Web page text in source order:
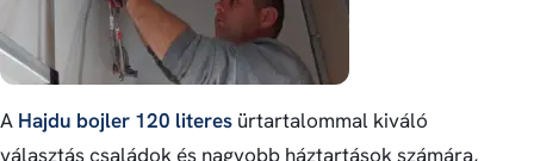
A Hajdu bojler 120 literes ürtartalommal kiváló
választás családok és nagyobb háztartások számára,